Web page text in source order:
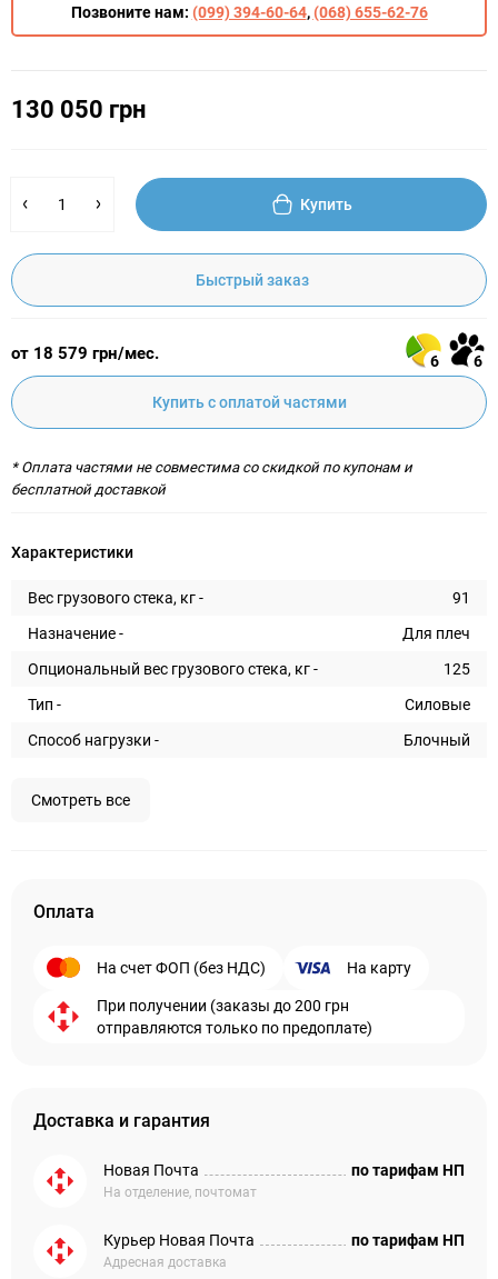
Позвоните нам: (099) 394-60-64,(068) 655-62-76
130 050 грн
Купить
Быстрый заказ
от 18 579 грн/мес. 6 6
Купить с оплатой частями
* Оплата частями не совместима со скидкой по купонам и
бесплатной доставкой
Характеристики
Вес грузового стека, кг -
91
Назначение -
Для плеч
Опциональный вес грузового стека, кг -
125
Тип -
Силовые
Способ нагрузки -
Блочный
Смотреть все
Оплата
На счет ФОП (без НДС) На карту
При получении (заказы до 200 грн
отправляются только по предоплате)
Доставка и гарантия
Новая Почта
На отделение, почтомат
по тарифам НП
Курьер Новая Почта
Адресная доставка
по тарифам НП